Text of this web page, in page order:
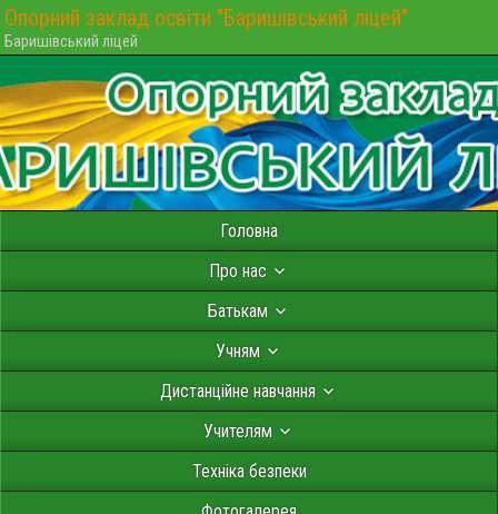
Опорний заклад освіти "Баришівський ліцей"
Баришівський ліцей
Головна
Про нас
Батькам
Учням
Дистанційне навчання
Учителям
Техніка безпеки